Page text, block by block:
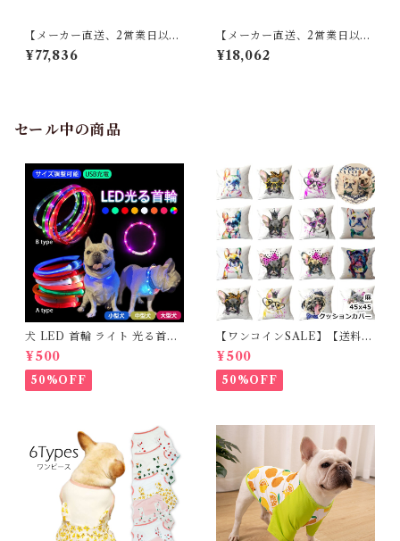
【メーカー直送、2営業日以内
に発送】【4個セット】 東谷
薄掛けコタツ布団 長方形 KK-
¥77,836
【メーカー直送、2営業日以内
に発送】【6個セット】 東谷
キッチンマット W50×D80 ブ
¥18,062
セール中の商品
犬 LED 首輪 ライト 光る首輪
USB充電 生活防水 長さ調整可
能 首輪 犬用 ペット カラー ペ
ット用品 軽量 ドッグ用品 フレ
ンチブルドック 大型犬 中型犬
¥500
50%OFF
【ワンコインSALE】【送料無
料】KM503G クッションカバ
ー フレンチブルドッグ クリー
ム フレブル
¥500
50%OFF